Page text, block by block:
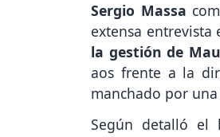
Sergio Massa
extensa
la gestión de
aos frente a la
manchado por
Según detalló el